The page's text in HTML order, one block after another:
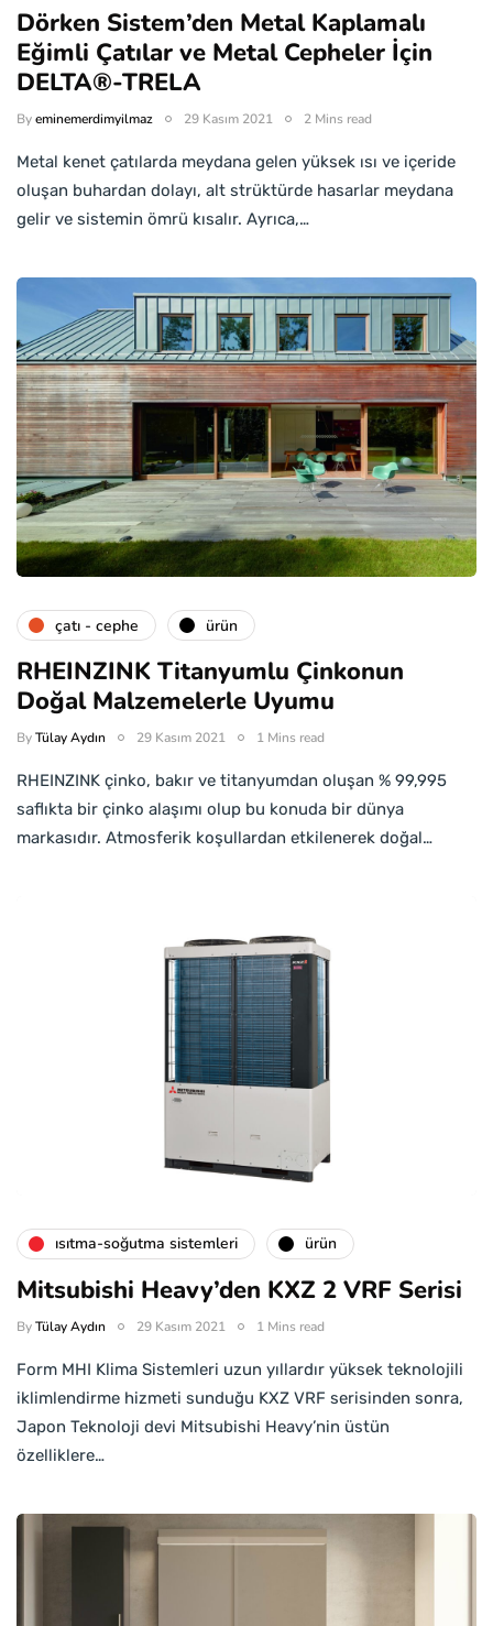
Dörken Sistem’den Metal Kaplamalı
Eğimli Çatılar ve Metal Cepheler İçin
DELTA®-TRELA
Byeminemerdimyilmaz 29 Kasım 2021 2 Mins read
Metal kenet çatılarda meydana gelen yüksek ısı ve içeride
oluşan buhardan dolayı, alt strüktürde hasarlar meydana
gelir ve sistemin ömrü kısalır. Ayrıca,…
çatı - cephe ürün
RHEINZINK Titanyumlu Çinkonun
Doğal Malzemelerle Uyumu
ByTülay Aydın 29 Kasım 2021 1 Mins read
RHEINZINK çinko, bakır ve titanyumdan oluşan % 99,995
saflıkta bir çinko alaşımı olup bu konuda bir dünya
markasıdır. Atmosferik koşullardan etkilenerek doğal…
isıtma-soğutma sistemleri ürün
Mitsubishi Heavy’den KXZ 2 VRF Serisi
ByTülay Aydın 29 Kasım 2021 1 Mins read
Form MHI Klima Sistemleri uzun yıllardır yüksek teknolojili
iklimlendirme hizmeti sunduğu KXZ VRF serisinden sonra,
Japon Teknoloji devi Mitsubishi Heavy’nin üstün
özelliklere…